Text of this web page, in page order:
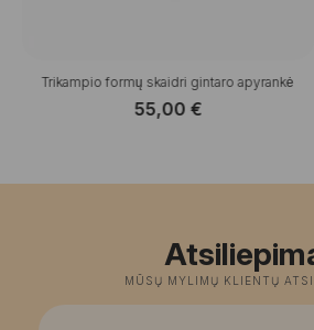
Trikampio formų skaidri gintaro apyrankė
55,00 €
MŪSŲ MYLIMŲ KLIENTŲ